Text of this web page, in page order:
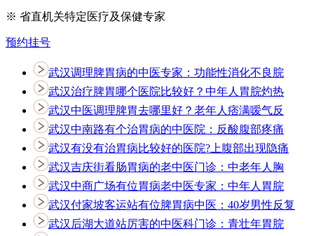
※ 省直机关特定医疗及保健专家
预约挂号
武汉调理脾胃病的中医专家：功能性消化不良脘
武汉治疗脾胃哪个医院比较好？中年人胃脘灼热
武汉中医调理脾胃去哪里好？老年人痞满嗳气反
武汉中南路有个治胃病的中医院：反酸腹部疼痛
武汉有没有治胃病比较好的医院?上腹部出现隐痛
武汉吉庆街看肠胃病的老中医门诊：中老年人胸
武汉中商广场有位胃病老中医专家：中年人胃脘
武汉付家坡客运站有位脾胃病中医：40岁男性反复
武汉后湖大道站厉害的中医科门诊：青壮年胃脘